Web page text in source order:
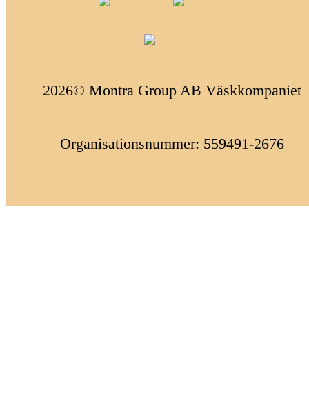
2026© Montra Group AB Väskkompaniet
Organisationsnummer: 559491-2676